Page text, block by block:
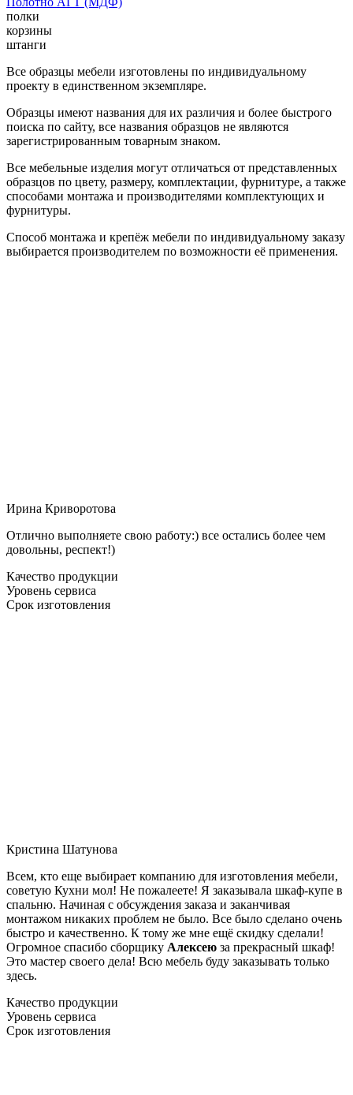
полки
корзины
штанги
Все образцы мебели изготовлены по индивидуальному
проекту в единственном экземпляре.
Образцы имеют названия для их различия и более быстрого
поиска по сайту, все названия образцов не являются
зарегистрированным товарным знаком.
Все мебельные изделия могут отличаться от представленных
образцов по цвету, размеру, комплектации, фурнитуре, а также
способами монтажа и производителями комплектующих и
фурнитуры.
Способ монтажа и крепёж мебели по индивидуальному заказу
выбирается производителем по возможности её применения.
Ирина Криворотова
Отлично выполняете свою работу:) все остались более чем
довольны, респект!)
Качество продукции
Уровень сервиса
Срок изготовления
Кристина Шатунова
Всем, кто еще выбирает компанию для изготовления мебели,
советую Кухни мол! Не пожалеете! Я заказывала шкаф-купе в
спальню. Начиная с обсуждения заказа и заканчивая
монтажом никаких проблем не было. Все было сделано очень
быстро и качественно. К тому же мне ещё скидку сделали!
Огромное спасибо сборщику Алексею за прекрасный шкаф!
Это мастер своего дела! Всю мебель буду заказывать только
здесь.
Качество продукции
Уровень сервиса
Срок изготовления